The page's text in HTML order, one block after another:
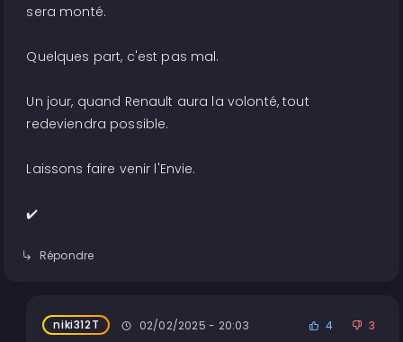
sera monté.
Quelques part, c'est pas mal.
Un jour, quand Renault aura la volonté, tout
redeviendra possible.
Laissons faire venir l'Envie.
✔️
Répondre
niki312T 02/02/2025 - 20:03 4 3